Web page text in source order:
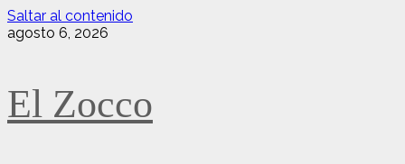
Saltar al contenido
agosto 6, 2026
El Zocco